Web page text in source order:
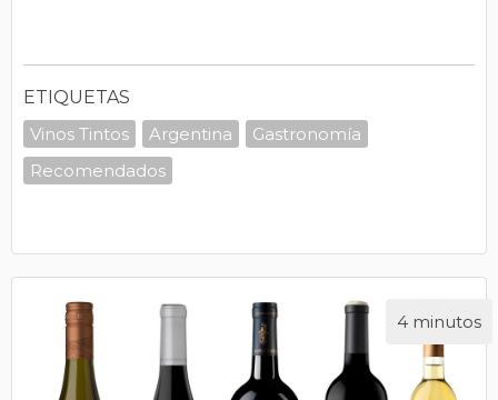
ETIQUETAS
Vinos Tintos
Argentina
Gastronomía
Recomendados
4 minutos